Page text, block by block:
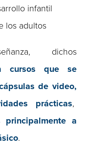
infantil
los adultos
dichos
cursos que se
de video,
prácticas,
principalmente a
.